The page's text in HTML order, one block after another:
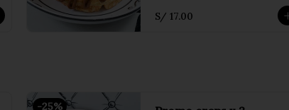
S/ 17.00
-25%